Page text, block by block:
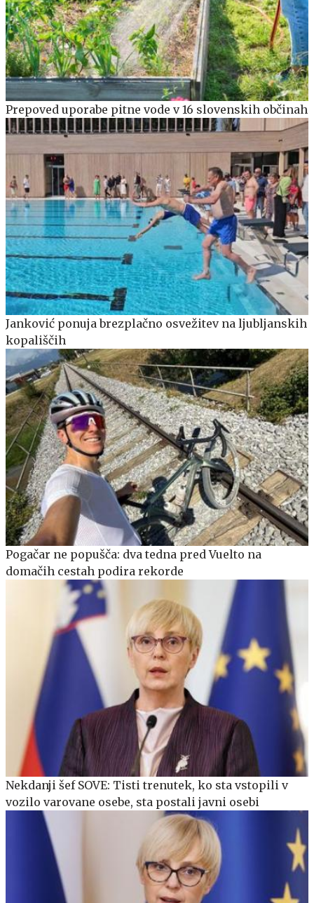
Prepoved uporabe pitne vode v 16 slovenskih občinah
Janković ponuja brezplačno osvežitev na ljubljanskih
kopališčih
Pogačar ne popušča: dva tedna pred Vuelto na
domačih cestah podira rekorde
Nekdanji šef SOVE: Tisti trenutek, ko sta vstopili v
vozilo varovane osebe, sta postali javni osebi